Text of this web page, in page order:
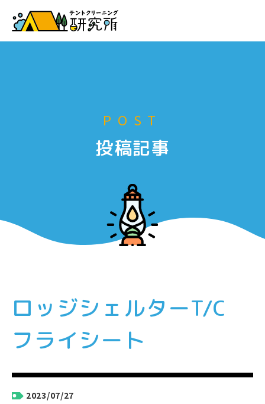
お申し込み
POST
投稿記事
ロッジシェルターT/C
フライシート
2023/07/27